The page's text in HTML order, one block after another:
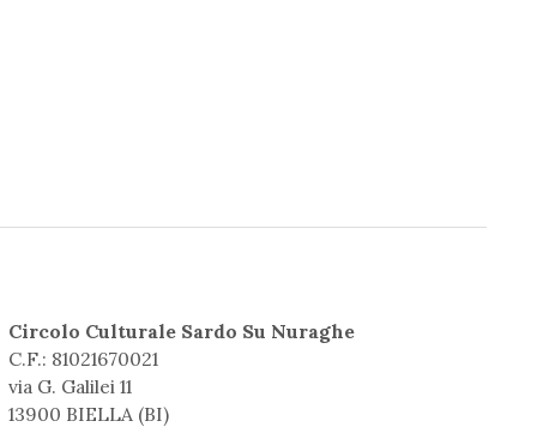
Circolo Culturale Sardo Su Nuraghe
C.F.: 81021670021
via G. Galilei 11
13900 BIELLA (BI)